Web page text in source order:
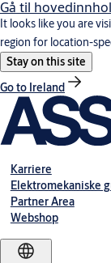
Gå til
It looks like you are
region for location-
Stay on this site
Go to Ireland
Karriere
Elektromekaniske
Partner Area
Webshop